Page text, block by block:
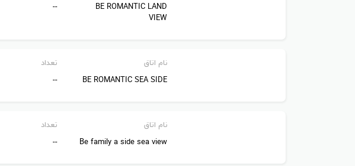
ماساژوره ( ویژه )، آئورا، سنتی بالی، تایلندی، شیاتسو، هندی ( سر )، هندی ( روغن داغ )،
پیلینگ مارین، پیلینگ با نمک دریایی، پانسمان جلبک تقویت
مسکو، خدمات جَزمین و خدمات دست و پا.
غذا خوری در هتل دلفین بی ای گرند ریزورت آنتالیا
BE ROMANTIC LAND
VIEW
--
نام اتاق
BE ROMANTIC SEA SIDE
تعداد
--
نام اتاق
Be family a side sea view
تعداد
--